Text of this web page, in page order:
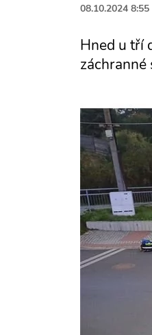
08.10.2024 8:55
Hned u tří
záchranné